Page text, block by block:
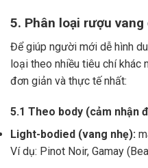
5. Phân loại rượu vang
Để giúp người mới dễ hình
loại theo nhiều tiêu chí khác
đơn giản và thực tế nhất:
5.1 Theo body (cảm nhận
Light-bodied (vang nhẹ):
Ví dụ: Pinot Noir, Gamay